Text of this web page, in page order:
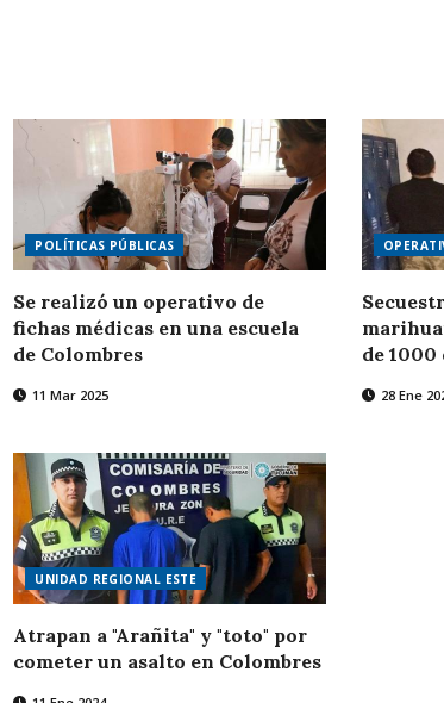
POLÍTICAS PÚBLICAS
Se realizó un operativo de
fichas médicas en una escuela
de Colombres
11 Mar 2025
de 1000
28 Ene
UNIDAD REGIONAL ESTE
Atrapan a "Arañita" y "toto" por
cometer un asalto en Colombres